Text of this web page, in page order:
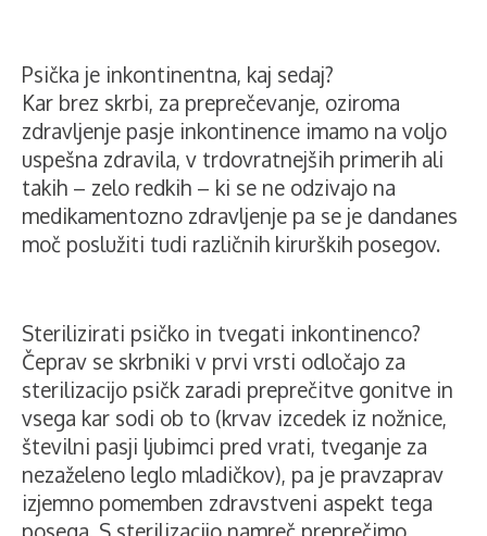
Psička je inkontinentna, kaj sedaj?
Kar brez skrbi, za preprečevanje, oziroma
zdravljenje pasje inkontinence imamo na voljo
uspešna zdravila, v trdovratnejših primerih ali
takih – zelo redkih – ki se ne odzivajo na
medikamentozno zdravljenje pa se je dandanes
moč poslužiti tudi različnih kirurških posegov.
Sterilizirati psičko in tvegati inkontinenco?
Čeprav se skrbniki v prvi vrsti odločajo za
sterilizacijo psičk zaradi preprečitve gonitve in
vsega kar sodi ob to (krvav izcedek iz nožnice,
številni pasji ljubimci pred vrati, tveganje za
nezaželeno leglo mladičkov), pa je pravzaprav
izjemno pomemben zdravstveni aspekt tega